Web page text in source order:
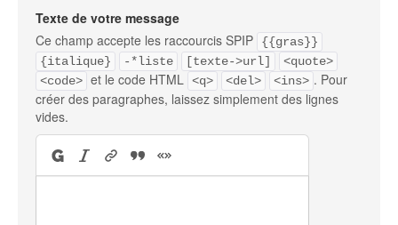
Texte de votre message
Ce champ accepte les raccourcis SPIP
{{gras}}
{italique}
-*liste [texte->url]
<quote>
<code> et le code HTML <q> <del> <ins> . Pour
créer des paragraphes, laissez simplement des lignes
vides.